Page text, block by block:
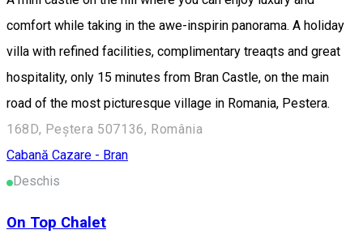
comfort while taking in the awe-inspirin panorama. A holiday
villa with refined facilities, complimentary treaqts and great
hospitality, only 15 minutes from Bran Castle, on the main
road of the most picturesque village in Romania, Pestera.
168D, Peștera 507136, România
Cabană Cazare - Bran
Deschis
On Top Chalet